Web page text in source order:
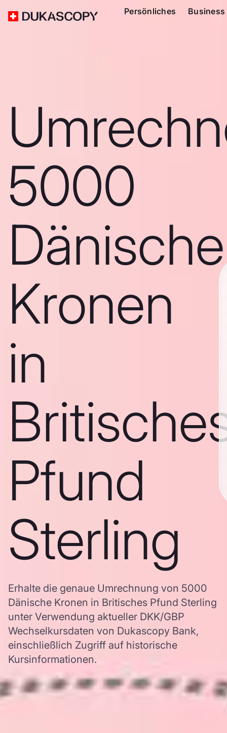
Persönliches Business
5000
Dänische
Kronen
in
Pfund
Sterling
Erhalte die genaue Umrechnung von 5000
Dänische Kronen in Britisches Pfund Sterling
unter Verwendung aktueller DKK/GBP
Wechselkursdaten von Dukascopy Bank,
einschließlich Zugriff auf historische
Kursinformationen.